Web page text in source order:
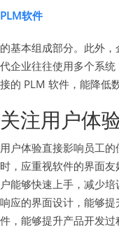
PLM软件
的基本组成部分。此外
代企业往往使用多个系统
接的 PLM 软件，能降低
关注用户体
用户体验直接影响员工
时，应重视软件的界面
户能够快速上手，减少
响应的界面设计，能够
件，能够提升产品开发过